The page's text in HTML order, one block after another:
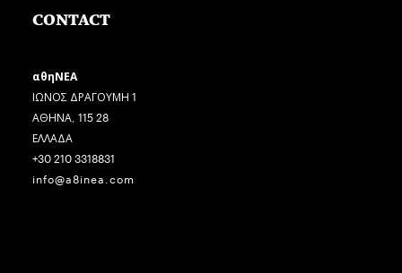
CONTACT
αθηΝΕΑ
ΙΩΝΟΣ ΔΡΑΓΟΥΜΗ 1
ΑΘΗΝΑ, 115 28
ΕΛΛΑΔΑ
+30 210 3318831
info@a8inea.com